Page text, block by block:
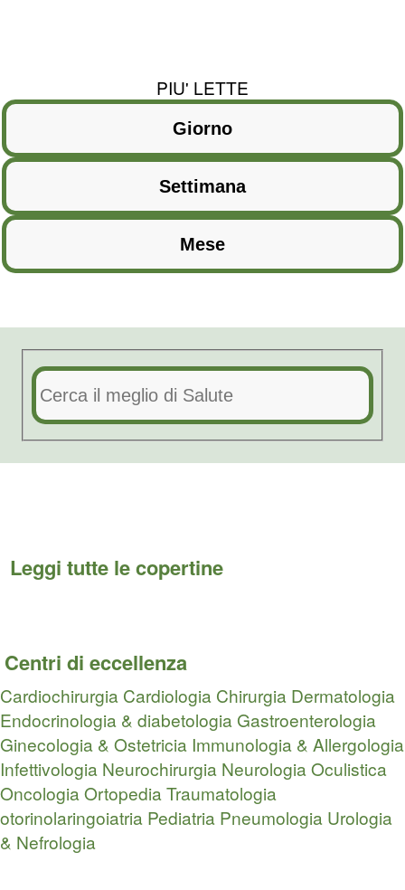
PIU' LETTE
Leggi tutte le copertine
Centri di eccellenza
Cardiochirurgia Cardiologia Chirurgia Dermatologia
Endocrinologia & diabetologia Gastroenterologia
Ginecologia & Ostetricia Immunologia & Allergologia
Infettivologia Neurochirurgia NeurologiaOculistica
OncologiaOrtopedia Traumatologia
otorinolaringoiatria Pediatria Pneumologia Urologia
& Nefrologia